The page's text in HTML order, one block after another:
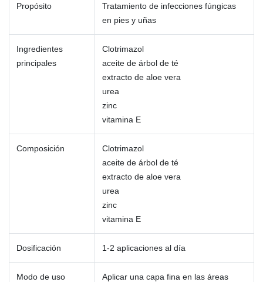
Propósito
Tratamiento de infecciones fúngicas
en pies y uñas
Ingredientes
principales
Clotrimazol
aceite de árbol de té
extracto de aloe vera
urea
zinc
vitamina E
Composición
Clotrimazol
aceite de árbol de té
extracto de aloe vera
urea
zinc
vitamina E
Dosificación 1-2 aplicaciones al día
Modo de uso
Aplicar una capa fina en las áreas